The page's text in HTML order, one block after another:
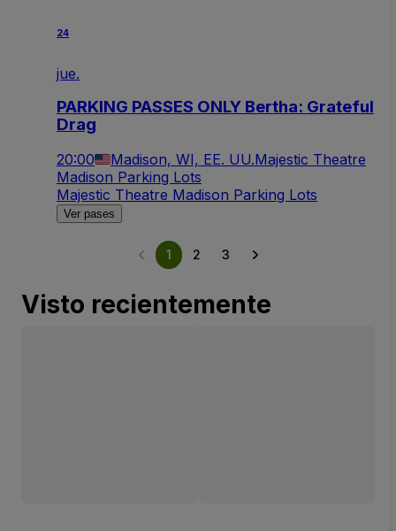
24
jue.
PARKING PASSES ONLY Bertha: Grateful
Drag
20:00 Madison, WI, EE. UU.Majestic Theatre
Madison Parking Lots
Majestic Theatre Madison Parking Lots
Ver pases
1 2 3
Visto recientemente